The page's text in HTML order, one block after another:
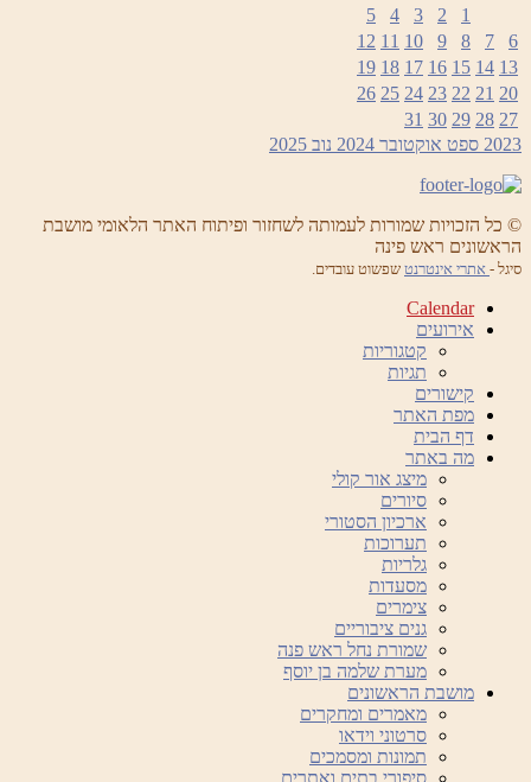
1
2
3
4
5
6
7
8
9
10
11
12
13
14
15
16
17
18
19
20
21
22
23
24
25
26
27
28
29
30
31
2023 ספט אוקטובר 2024 נוב 2025
© כל הזכויות שמורות לעמותה לשחזור ופיתוח האתר הלאומי מושבת
הראשונים ראש פינה
סיגל - אתרי אינטרנט שפשוט עובדים.
Calendar
אירועים
קטגוריות
תגיות
קישורים
מפת האתר
דף הבית
מה באתר
מיצג אור קולי
סיורים
ארכיון הסטורי
תערוכות
גלריות
מסעדות
צימרים
גנים ציבוריים
שמורת נחל ראש פנה
מערת שלמה בן יוסף
מושבת הראשונים
מאמרים ומחקרים
סרטוני וידאו
תמונות ומסמכים
סיפורי בתים ואתרים